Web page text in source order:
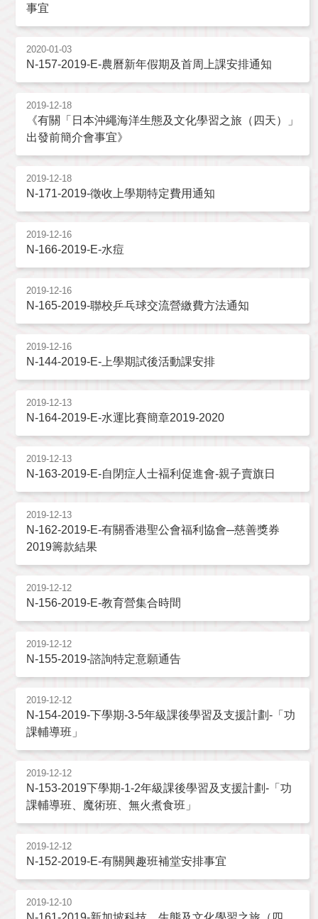
事宜
2020-01-03
N-157-2019-E-農曆新年假期及首周上課安排通知
2019-12-18
《有關「日本沖繩海洋生態及文化學習之旅（四天）」
出發前簡介會事宜》
2019-12-18
N-171-2019-徵收上學期特定費用通知
2019-12-16
N-166-2019-E-水痘
2019-12-16
N-165-2019-聯校乒乓球交流營繳費方法通知
2019-12-16
N-144-2019-E-上學期試後活動課安排
2019-12-13
N-164-2019-E-水運比賽簡章2019-2020
2019-12-13
N-163-2019-E-自閉症人士褔利促進會-親子賣旗日
2019-12-13
N-162-2019-E-有關香港聖公會福利協會─慈善獎券
2019籌款結果
2019-12-12
N-156-2019-E-教育營集合時間
2019-12-12
N-155-2019-諮詢特定意願通告
2019-12-12
N-154-2019-下學期-3-5年級課後學習及支援計劃-「功
課輔導班」
2019-12-12
N-153-2019下學期-1-2年級課後學習及支援計劃-「功
課輔導班、魔術班、無火煮食班」
2019-12-12
N-152-2019-E-有關興趣班補堂安排事宜
2019-12-10